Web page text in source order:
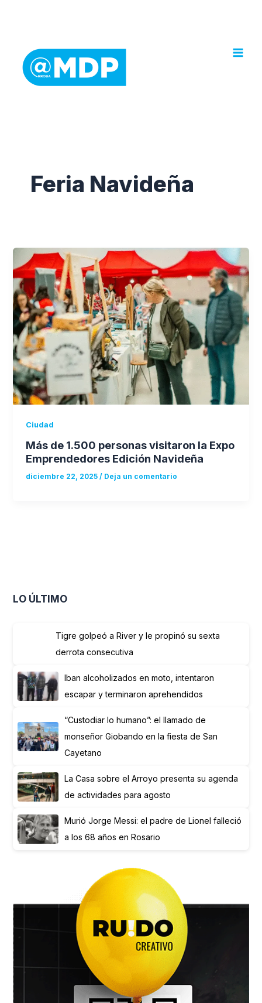
Feria Navideña
Ciudad
Más de 1.500 personas visitaron la Expo
Emprendedores Edición Navideña
diciembre 22, 2025/ Deja un comentario
LO ÚLTIMO
Tigre golpeó a River y le propinó su sexta
derrota consecutiva
Iban alcoholizados en moto, intentaron
escapar y terminaron aprehendidos
“Custodiar lo humano”: el llamado de
monseñor Giobando en la fiesta de San
Cayetano
La Casa sobre el Arroyo presenta su agenda
de actividades para agosto
Murió Jorge Messi: el padre de Lionel falleció
a los 68 años en Rosario